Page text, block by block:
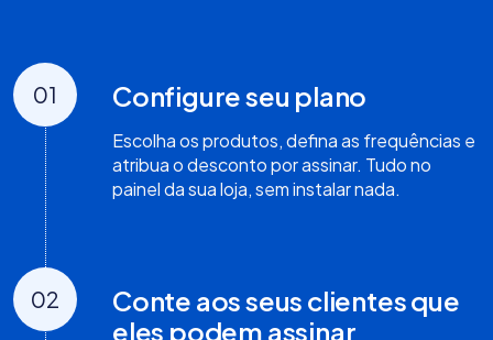
01 Configure seu plano
Escolha os produtos, defina as frequências e
atribua o desconto por assinar. Tudo no
painel da sua loja, sem instalar nada.
02
Conte aos seus clientes que
eles podem assinar